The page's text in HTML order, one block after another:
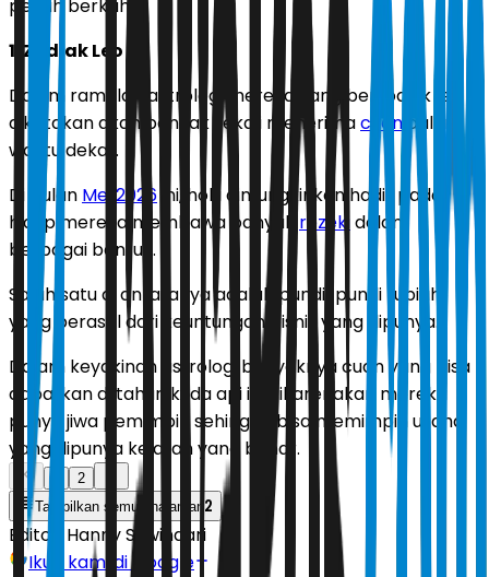
penuh berkah.
1. Zodiak Leo
Dalam ramalan astrolog, mereka yang berzodiak leo
dikatakan akan banyak sekali menerimacuan dalam
waktu dekat.
Di bulan Mei 2026ini, hoki dimungkinkan hadir pada
hidup mereka membawa banyak rezeki dalam
berbagai bentuk.
Salah satu di antaranya adalah pundi-pundi rupiah
yang berasal dari keuntungan bisnis yang dipunya.
Dalam keyakinan astrolog, banyaknya cuan yang bisa
dapatkan di tahun kuda api ini dikarenakan mereka
punya jiwa pemimpin sehingga bisa memimpin usaha
yang dipunya ke arah yang benar.
2
Tampilkan semua halaman 2
Editor: Hanny Suwindari
Ikuti kami di Google